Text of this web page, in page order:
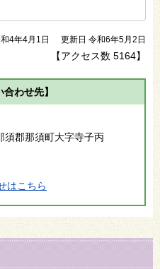
4年4月1日 更新日 令和6年5月2日
【アクセス数 5164】
わせ先】
須郡那須町大字寺子丙
はこちら